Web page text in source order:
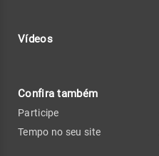
Vídeos
Confira também
Participe
Tempo no seu site